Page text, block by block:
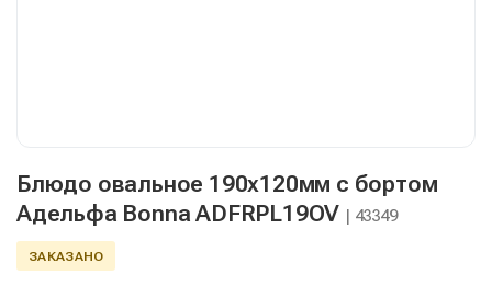
Блюдо овальное 190х120мм с бортом
Адельфа Bonna ADFRPL19OV | 43349
ЗАКАЗАНО